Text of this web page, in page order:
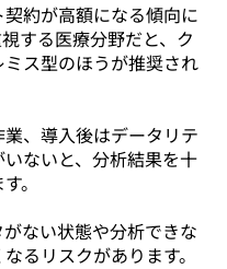
約が高額になる傾向に
する医療分野だと、ク
ス型のほうが推奨され
、導入後はデータリテ
ないと、分析結果を十
。
ない状態や分析できな
るリスクがあります。